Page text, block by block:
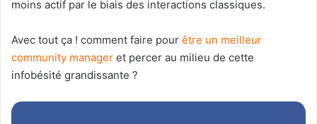
moins actif par le biais des interactions classiques.
Avec tout ça ! comment faire pour être un meilleur
community manager et percer au milieu de cette
infobésité grandissante ?